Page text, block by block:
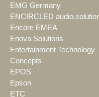
EMG Germany
ENCIRCLED
Encore EMEA
Enova Solutions
Entertainment Technology
Concepts
EPOS
Epson
ETC